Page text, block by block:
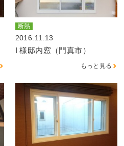
断熱
2016.11.13
I 様邸内窓（門真市）
もっと見る